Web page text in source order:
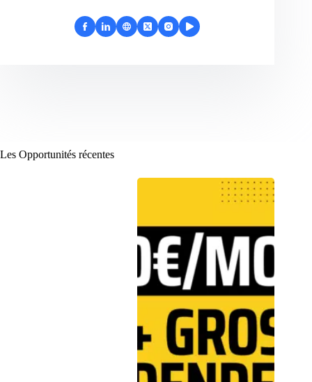
Les Opportunités récentes